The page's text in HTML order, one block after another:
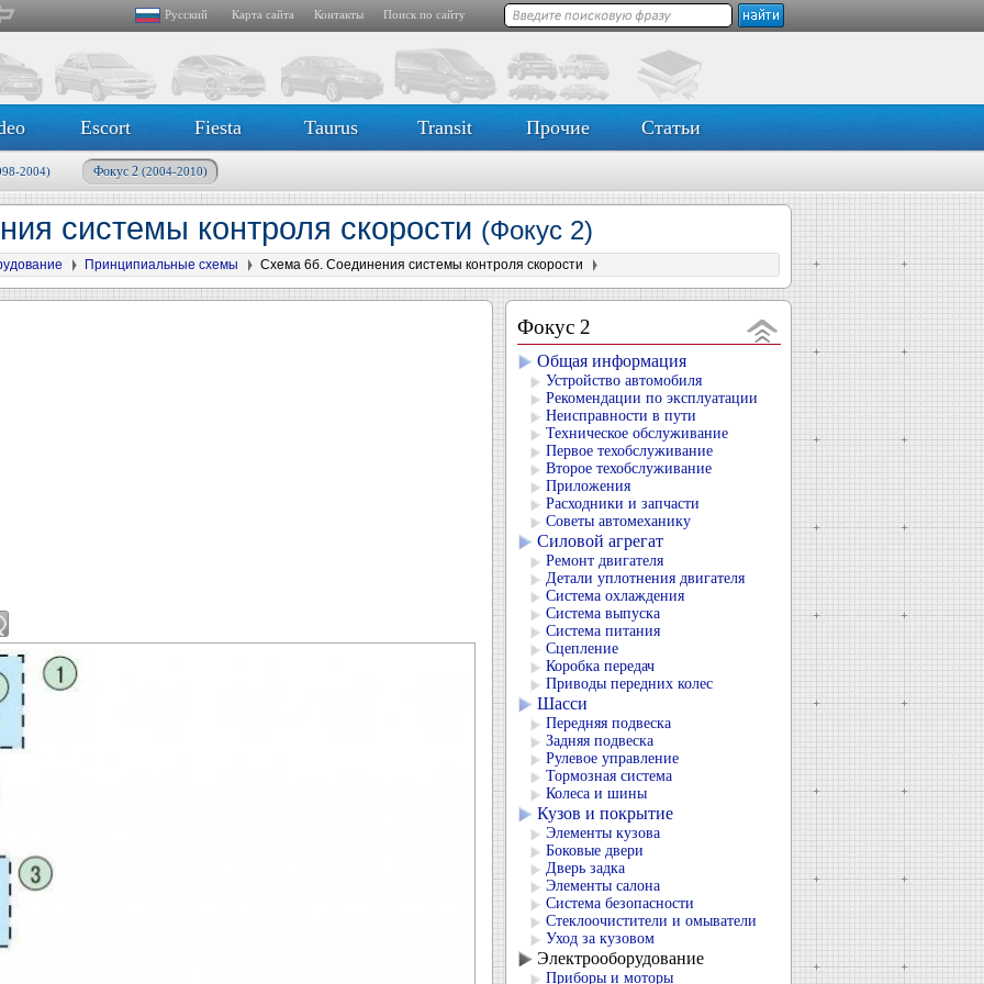
Русский Карта сайта Контакты Поиск по сайту
Escort Fiesta Taurus Transit Прочие Статьи
2004) Фокус 2 (2004-2010)
системы контроля скорости (Фокус 2)
Принципиальные схемы Схема 6б. Соединения системы контроля скорости
Фокус 2
Общая информация
Устройство автомобиля
Рекомендации по эксплуатации
Неисправности в пути
Техническое обслуживание
Первое техобслуживание
Второе техобслуживание
Приложения
Расходники и запчасти
Советы автомеханику
Силовой агрегат
Ремонт двигателя
Детали уплотнения двигателя
Система охлаждения
Система выпуска
Система питания
Сцепление
Коробка передач
Приводы передних колес
Шасси
Передняя подвеска
Задняя подвеска
Рулевое управление
Тормозная система
Колеса и шины
Кузов и покрытие
Элементы кузова
Боковые двери
Дверь задка
Элементы салона
Система безопасности
Стеклоочистители и омыватели
Уход за кузовом
Электрооборудование
Приборы и моторы